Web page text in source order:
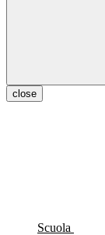
close
Scuola